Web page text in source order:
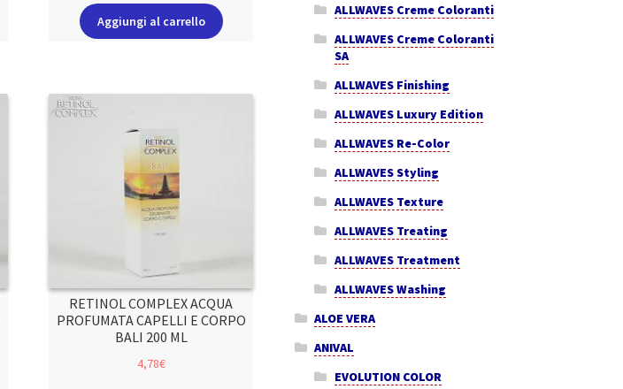
Aggiungi al carrello
RETINOL COMPLEX ACQUA
PROFUMATA CAPELLI E CORPO
BALI 200 ML
4,78€
ALLWAVES Creme Coloranti
ALLWAVES Creme Coloranti
SA
ALLWAVES Finishing
ALLWAVES Luxury Edition
ALLWAVES Re-Color
ALLWAVES Styling
ALLWAVES Texture
ALLWAVES Treating
ALLWAVES Treatment
ALLWAVES Washing
ALOE VERA
ANIVAL
EVOLUTION COLOR